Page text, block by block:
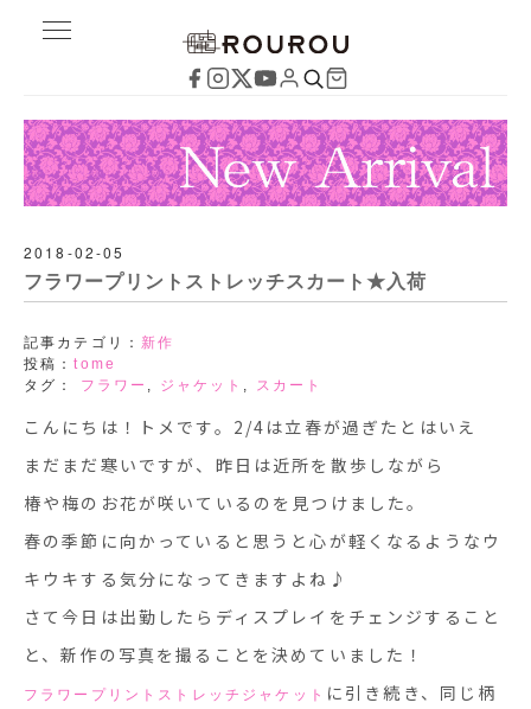
2018-02-05
フラワープリントストレッチスカート★入荷
記事カテゴリ： 新作
投稿：tome
タグ： フラワー ジャケット スカート
こんにちは！トメです。2/4は立春が過ぎたとはいえ
まだまだ寒いですが、昨日は近所を散歩しながら
椿や梅のお花が咲いているのを見つけました。
春の季節に向かっていると思うと心が軽くなるようなウ
キウキする気分になってきますよね♪
さて今日は出勤したらディスプレイをチェンジすること
と、新作の写真を撮ることを決めていました！
フラワープリントストレッチジャケット に引き続き、同じ柄